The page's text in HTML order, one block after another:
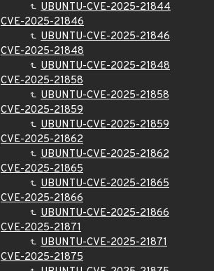
UBUNTU-CVE-2025-21844
CVE-2025-21846
UBUNTU-CVE-2025-21846
CVE-2025-21848
UBUNTU-CVE-2025-21848
CVE-2025-21858
UBUNTU-CVE-2025-21858
CVE-2025-21859
UBUNTU-CVE-2025-21859
CVE-2025-21862
UBUNTU-CVE-2025-21862
CVE-2025-21865
UBUNTU-CVE-2025-21865
CVE-2025-21866
UBUNTU-CVE-2025-21866
CVE-2025-21871
UBUNTU-CVE-2025-21871
CVE-2025-21875